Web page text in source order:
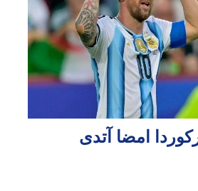
امضا آتدی